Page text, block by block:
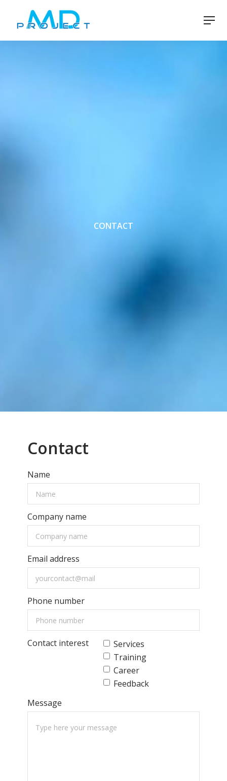
CONTACT
Contact
Name
Company name
Email address
Phone number
Contact interest
Services
Training
Career
Feedback
Message